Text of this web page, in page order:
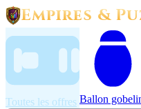
Empires &
Toutes les offres Ballon